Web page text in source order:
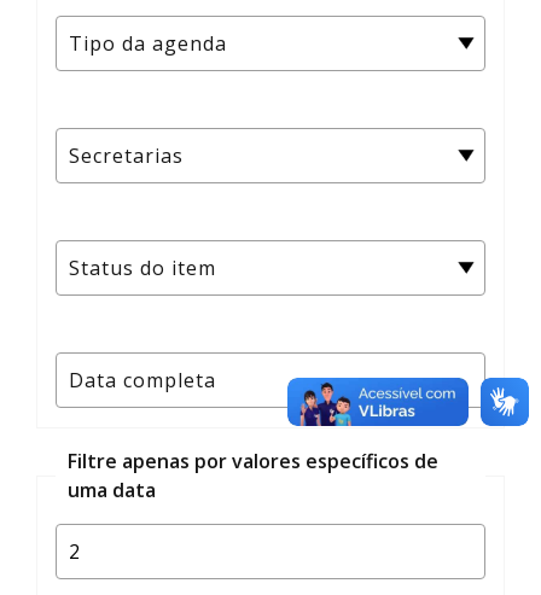
Filtre apenas por valores específicos de
uma data